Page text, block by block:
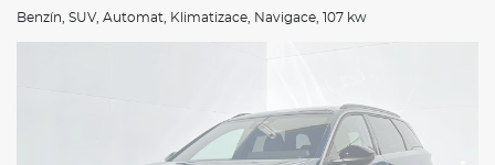
Benzín SUV, Automat Klimatizace Navigace , 107 kw